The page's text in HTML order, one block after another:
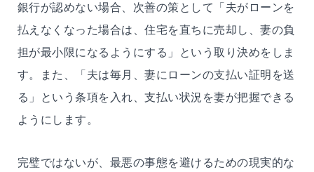
銀行が認めない場合、次善の策として「夫がローンを
払えなくなった場合は、住宅を直ちに売却し、妻の負
担が最小限になるようにする」という取り決めをしま
す。また、「夫は毎月、妻にローンの支払い証明を送
る」という条項を入れ、支払い状況を妻が把握できる
ようにします。
完璧ではないが、最悪の事態を避けるための現実的な